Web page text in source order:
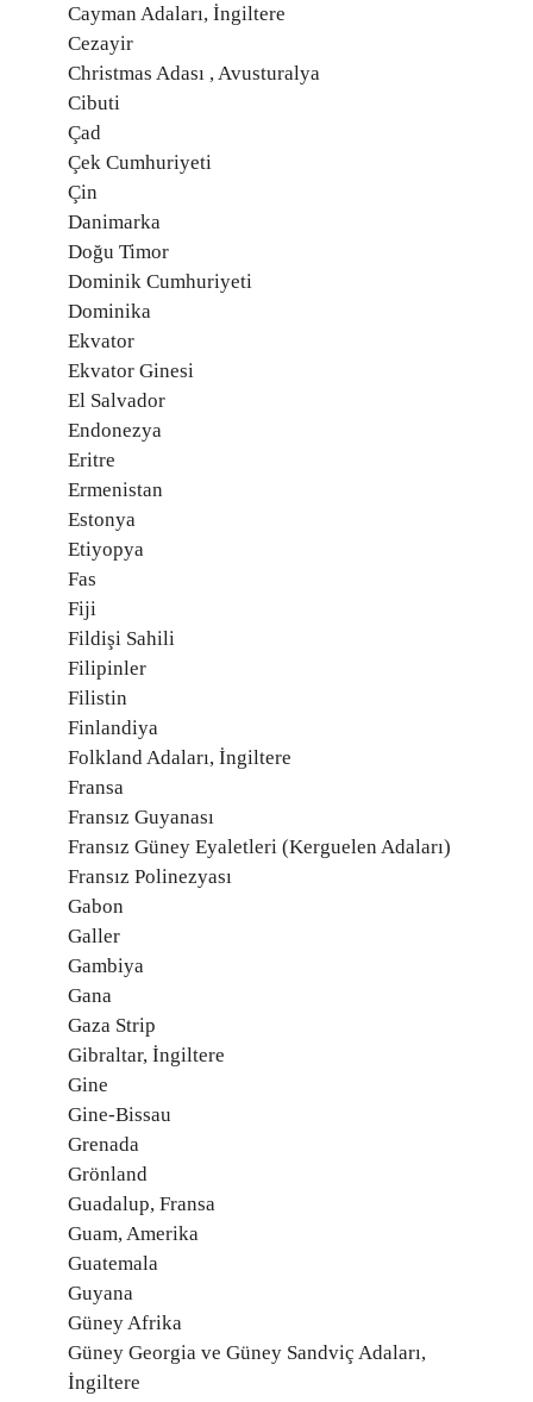
Cayman Adaları, İngiltere
Cezayir
Christmas Adası , Avusturalya
Cibuti
Çad
Çek Cumhuriyeti
Çin
Danimarka
Doğu Timor
Dominik Cumhuriyeti
Dominika
Ekvator
Ekvator Ginesi
El Salvador
Endonezya
Eritre
Ermenistan
Estonya
Etiyopya
Fas
Fiji
Fildişi Sahili
Filipinler
Filistin
Finlandiya
Folkland Adaları, İngiltere
Fransa
Fransız Guyanası
Fransız Güney Eyaletleri (Kerguelen Adaları)
Fransız Polinezyası
Gabon
Galler
Gambiya
Gana
Gaza Strip
Gibraltar, İngiltere
Gine
Gine-Bissau
Grenada
Grönland
Guadalup, Fransa
Guam, Amerika
Guatemala
Guyana
Güney Afrika
Güney Georgia ve Güney Sandviç Adaları,
İngiltere